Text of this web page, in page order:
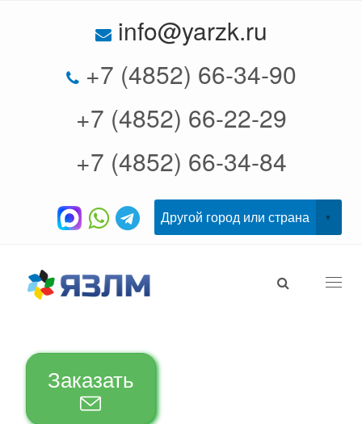
info@yarzk.ru
+7 (4852) 66-34-90
+7 (4852) 66-22-29
+7 (4852) 66-34-84
Заказать